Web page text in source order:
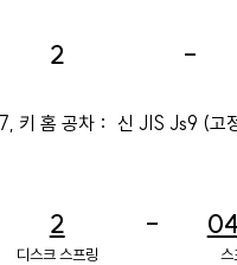
2 -
키 홈 공차： 신 JIS Js9 (고
2 -
디스크 스프링
스